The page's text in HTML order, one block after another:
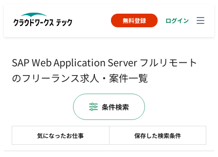
無料登録 ログイン
SAP Web Application Server フルリモート
のフリーランス求人・案件一覧
気になったお仕事 保存した検索条件
条件検索